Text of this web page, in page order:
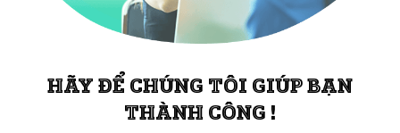
HÃY ĐỂ CHÚNG TÔI GIÚP BẠN
THÀNH CÔNG !